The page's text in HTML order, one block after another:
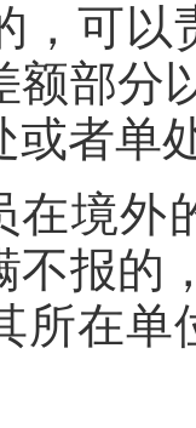
，可
额部分
或者单
在境外
不报的
所在单